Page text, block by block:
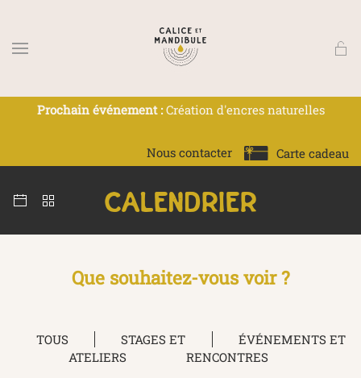
Skip to main content
Prochain événement :Création d'encres naturelles
Nous contacter Carte cadeau
calendrier
Que souhaitez-vous voir ?
TOUS
STAGES ET
ATELIERS
ÉVÉNEMENTS ET
RENCONTRES